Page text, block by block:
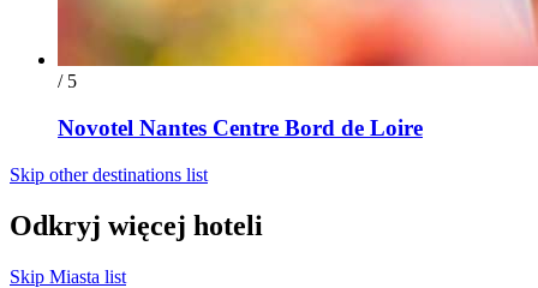
/ 5
Novotel Nantes Centre Bord de Loire
Skip other destinations list
Odkryj więcej hoteli
Skip Miasta list